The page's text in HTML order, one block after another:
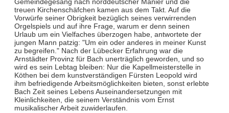
Gemeindegesang nach norddeutscher Manier und die
treuen Kirchenschäfchen kamen aus dem Takt. Auf die
Vorwürfe seiner Obrigkeit bezüglich seines verwirrenden
Orgelspiels und auf ihre Frage, warum er denn seinen
Urlaub um ein Vielfaches überzogen habe, antwortete der
jungen Mann patzig: "Um ein oder anderes in meiner Kunst
zu begreifen." Nach der Lübecker Erfahrung war die
Arnstädter Provinz für Bach unerträglich geworden, und so
wird es sein Lebtag bleiben: Nur die Kapellmeisterstelle in
Köthen bei dem kunstverständigen Fürsten Leopold wird
ihm befriedigende Arbeitsmöglichkeiten bieten, sonst erlebte
Bach Zeit seines Lebens Auseinandersetzungen mit
Kleinlichkeiten, die seinem Verständnis vom Ernst
musikalischer Arbeit zuwiderlaufen.